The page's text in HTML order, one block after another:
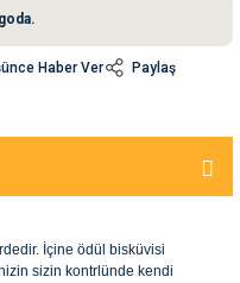
Haber Ver
Paylaş
İçine ödül bisküvisi
sizin kontrlünde kendi